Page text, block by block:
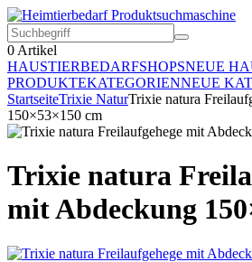
0 Artikel
HAUSTIERBEDARFSHOPSNEUE
PRODUKTEKATEGORIENNEUE
StartseiteTrixie NaturTrixie natura
150×53×150 cm
Trixie natura
mit Abdeckung